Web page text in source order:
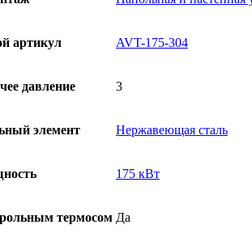
артикул AVT-175-304
давление 3
элемент Нержавеющая сталь
175 кВт
термосом Да